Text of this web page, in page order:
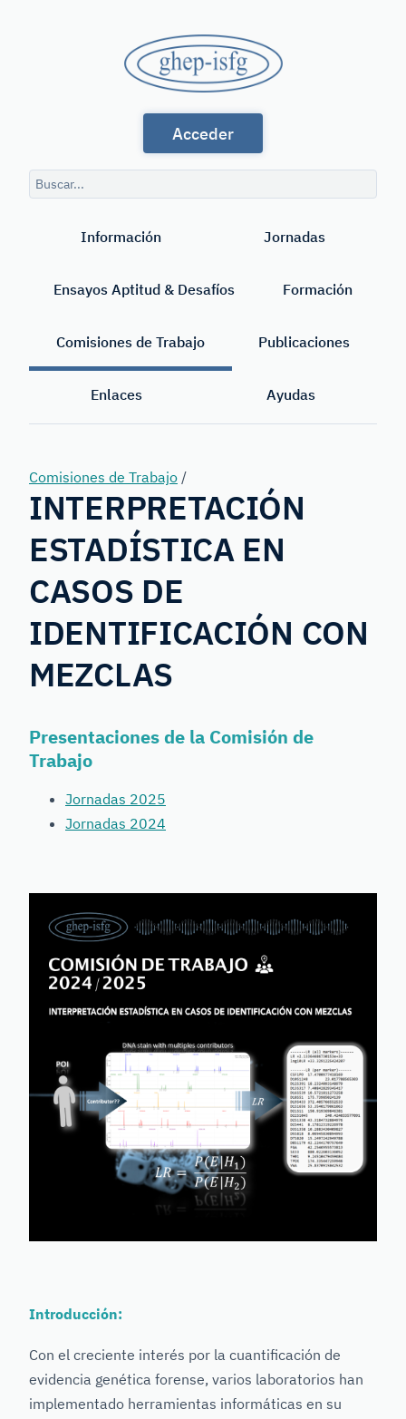
GHEP
-
ISFG
Habla
Española
International
Society
Forensic
Acceder
Consulta
de
Información Jornadas
Ensayos Aptitud & Desafíos Formación
Comisiones de Trabajo Publicaciones
Enlaces Ayudas
Comisiones de Trabajo /
INTERPRETACIÓN
ESTADÍSTICA EN
CASOS DE
IDENTIFICACIÓN CON
MEZCLAS
Presentaciones de la Comisión de
Trabajo
Jornadas 2025
Jornadas 2024
Introducción:
Con el creciente interés por la cuantificación de
evidencia genética forense, varios laboratorios han
implementado herramientas informáticas en su